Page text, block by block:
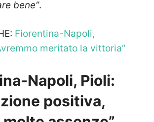
bene”.
Fiorentina-Napoli,
meritato la vittoria”
Napoli, Pioli:
positiva,